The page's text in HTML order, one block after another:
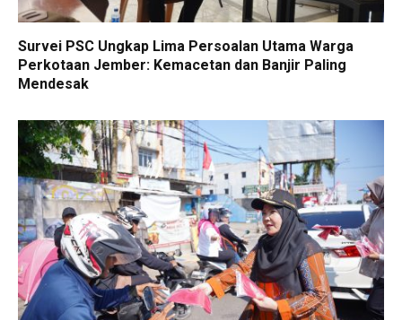
Survei PSC Ungkap Lima Persoalan Utama Warga
Perkotaan Jember: Kemacetan dan Banjir Paling
Mendesak